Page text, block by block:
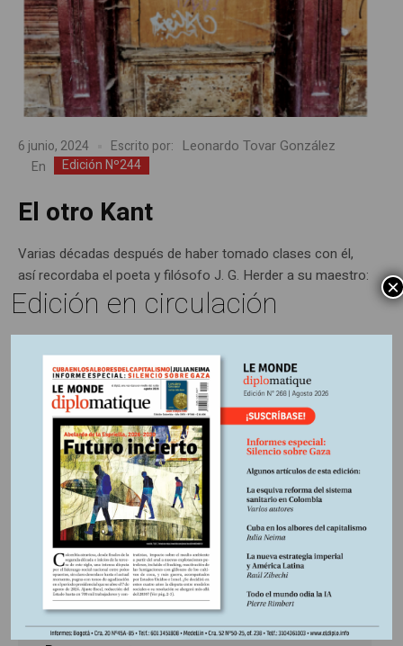
6 junio, 2024 Escrito por: Leonardo Tovar González
En Edición Nº244
El otro Kant
Varias décadas después de haber tomado clases con él,
así recordaba el poeta y filósofo J. G. Herder a su maestro:
Últimas publicaciones
La época de la intranquilidad
5 agosto, 2026
Los amos del mundo
5 agosto, 2026
5 agosto, 2026
Edición en circulación ×